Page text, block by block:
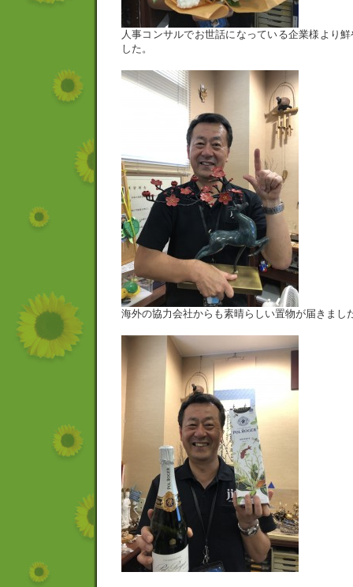
人事コンサルでお世話になっている企業様より
した。
海外の協力会社からも素晴らしい置物が届きまし